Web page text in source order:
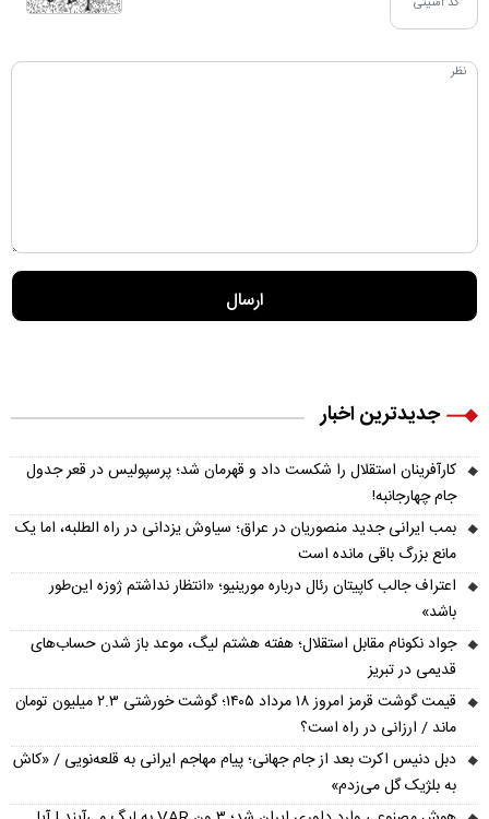
جدیدترین اخبار
کارآفرینان استقلال را شکست داد و قهرمان شد؛ پرسپولیس در قعر جدول
جام چهارجانبه!
بمب ایرانی جدید منصوریان در عراق؛ سیاوش یزدانی در راه الطلبه، اما یک
مانع بزرگ باقی مانده است
اعتراف جالب کاپیتان رئال درباره مورینیو؛ «انتظار نداشتم ژوزه این‌طور
باشد»
جواد نکونام مقابل استقلال؛ هفته هشتم لیگ، موعد باز شدن حساب‌های
قدیمی در تبریز
قیمت گوشت قرمز امروز ۱۸ مرداد ۱۴۰۵؛ گوشت خورشتی ۲.۳ میلیون تومان
ماند / ارزانی در راه است؟
دبل دنیس اکرت بعد از جام جهانی؛ پیام مهاجم ایرانی به قلعه‌نویی / «کاش
به بلژیک گل می‌زدم»